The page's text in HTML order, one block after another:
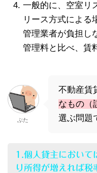
一般的に、空室リ
リース方式による
管理業者が負担し
管理料と比べ、賃
ぶた
不動産賃
なもの（
選ぶ問題
1.個人貸主において
り所得が増えれば税